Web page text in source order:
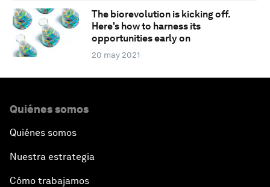
The biorevolution is kicking off.
Here's how to harness its
opportunities early on
20 may 2021
Quiénes somos
Quiénes somos
Nuestra estrategia
Cómo trabajamos